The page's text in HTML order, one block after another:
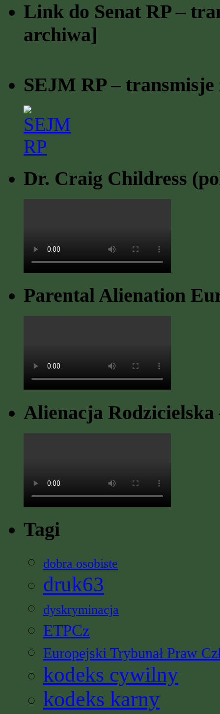
Link do Senat RP –
archiwa]
SEJM RP –
Dr. Craig Childress
Parental Alienation
Alienacja Rodzicielska
Tagi
dobra osobiste
druk63
dyskryminacja
ETPCz
Europejski Trybunał Praw
kodeks cywilny
kodeks karny